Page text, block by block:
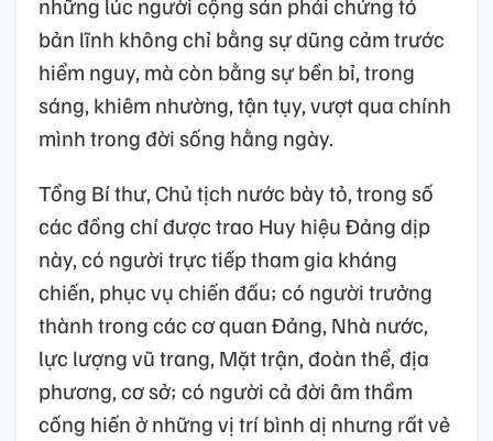
bản lĩnh không chỉ bằng sự dũng cảm trước
hiểm nguy, mà còn bằng sự bền bỉ, trong
sáng, khiêm nhường, tận tụy, vượt qua chính
mình trong đời sống hằng ngày.
Tổng Bí thư, Chủ tịch nước bày tỏ, trong số
các đồng chí được trao Huy hiệu Đảng dịp
này, có người trực tiếp tham gia kháng
chiến, phục vụ chiến đấu; có người trưởng
thành trong các cơ quan Đảng, Nhà nước,
lực lượng vũ trang, Mặt trận, đoàn thể, địa
phương, cơ sở; có người cả đời âm thầm
cống hiến ở những vị trí bình dị nhưng rất vẻ